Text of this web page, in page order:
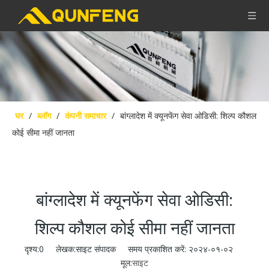
घर / ब्लॉग / कंपनी समाचार / बांग्लादेश में क्यूनफेंग सेवा ओडिसी: शिल्प कौशल
कोई सीमा नहीं जानता
बांग्लादेश में क्यूनफेंग सेवा ओडिसी:
शिल्प कौशल कोई सीमा नहीं जानता
दृश्य:0 लेखक:साइट संपादक समय प्रकाशित करें: २०२४-०१-०२
मूल:साइट